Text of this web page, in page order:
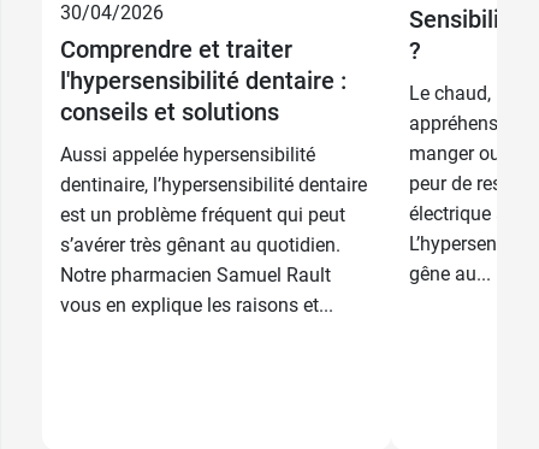
2 x 75 ml 6,89 €
30/04/2026
Comprendre et traiter
l'hypersensibilité dentaire :
conseils et solutions
Aussi appelée hypersensibilité
dentinaire, l’hypersensibilité dentaire
est un problème fréquent qui peut
s’avérer très gênant au quotidien.
Notre pharmacien Samuel Rault
vous en explique les raisons et...
Sensibilité
?
Le chaud, le
appréhension
manger ou
peur de
électrique au
gêne au...